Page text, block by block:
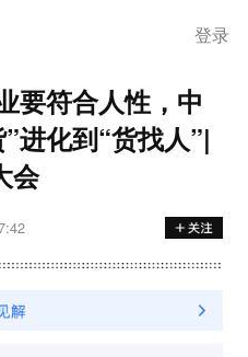
登录
要符合人性，中
进化到“货找人”|
会